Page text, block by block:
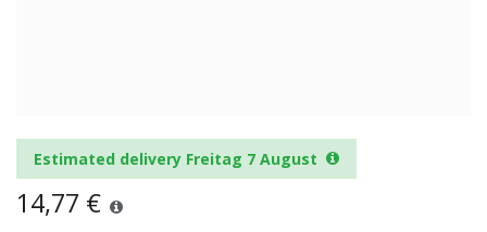
Estimated delivery Freitag 7 August
14,77 €